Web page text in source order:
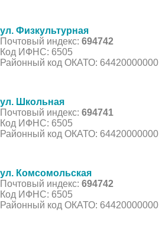
ул. Физкультурная
Почтовый индекс: 694742
Код ИФНС: 6505
Районный код ОКАТО: 64420000000
ул. Школьная
Почтовый индекс: 694741
Код ИФНС: 6505
Районный код ОКАТО: 64420000000
ул. Комсомольская
Почтовый индекс: 694742
Код ИФНС: 6505
Районный код ОКАТО: 64420000000